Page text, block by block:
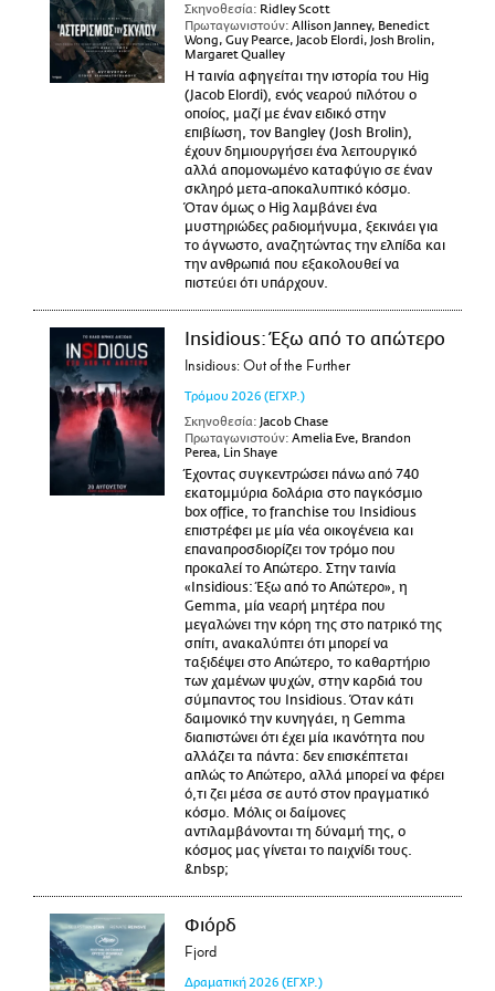
Σκηνοθεσία: Ridley Scott
Πρωταγωνιστούν: Allison Janney, Benedict
Wong, Guy Pearce, Jacob Elordi, Josh Brolin,
Margaret Qualley
Η ταινία αφηγείται την ιστορία του Hig
(Jacob Elordi), ενός νεαρού πιλότου ο
οποίος, μαζί με έναν ειδικό στην
επιβίωση, τον Bangley (Josh Brolin),
έχουν δημιουργήσει ένα λειτουργικό
αλλά απομονωμένο καταφύγιο σε έναν
σκληρό μετα-αποκαλυπτικό κόσμο.
Όταν όμως ο Hig λαμβάνει ένα
μυστηριώδες ραδιομήνυμα, ξεκινάει για
το άγνωστο, αναζητώντας την ελπίδα και
την ανθρωπιά που εξακολουθεί να
πιστεύει ότι υπάρχουν.
Insidious: Έξω από το απώτερο
Insidious: Out of the Further
Τρόμου 2026 (ΕΓΧΡ.)
Σκηνοθεσία: Jacob Chase
Πρωταγωνιστούν: Amelia Eve, Brandon
Perea, Lin Shaye
Έχοντας συγκεντρώσει πάνω από 740
εκατομμύρια δολάρια στο παγκόσμιο
box office, το franchise του Insidious
επιστρέφει με μία νέα οικογένεια και
επαναπροσδιορίζει τον τρόμο που
προκαλεί το Απώτερο. Στην ταινία
«Insidious: Έξω από το Απώτερο», η
Gemma, μία νεαρή μητέρα που
μεγαλώνει την κόρη της στο πατρικό της
σπίτι, ανακαλύπτει ότι μπορεί να
ταξιδέψει στο Απώτερο, το καθαρτήριο
των χαμένων ψυχών, στην καρδιά του
σύμπαντος του Insidious. Όταν κάτι
δαιμονικό την κυνηγάει, η Gemma
διαπιστώνει ότι έχει μία ικανότητα που
αλλάζει τα πάντα: δεν επισκέπτεται
απλώς το Απώτερο, αλλά μπορεί να φέρει
ό,τι ζει μέσα σε αυτό στον πραγματικό
κόσμο. Μόλις οι δαίμονες
αντιλαμβάνονται τη δύναμή της, ο
κόσμος μας γίνεται το παιχνίδι τους.
&nbsp;
Φιόρδ
Fjord
Δραματική 2026 (ΕΓΧΡ.)